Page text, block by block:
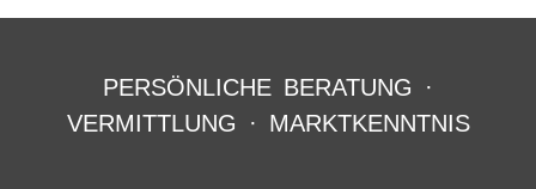
PERSÖNLICHE BERATUNG ·
VERMITTLUNG · MARKTKENNTNIS